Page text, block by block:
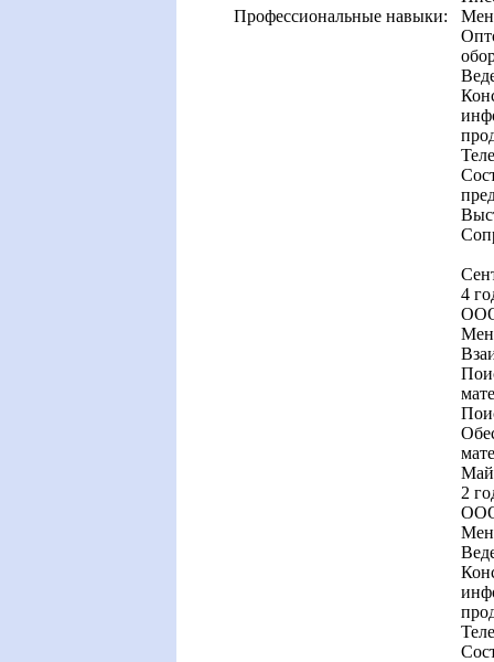
Профессиональные навыки:
4
ООО
Май
2